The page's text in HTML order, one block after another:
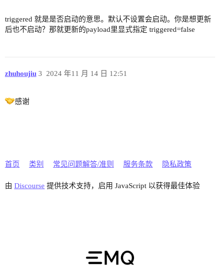
triggered 就是是否启动的意思。默认不设置会启动。你是想更新
后也不启动？那就更新的payload里显式指定 triggered=false
zhuhoujiu 2024 年11 月 14 日 12:51
3
感谢
首页 类别 常见问题解答/准则 服务条款 隐私政策
由 Discourse 提供技术支持，启用 JavaScript 以获得最佳体验